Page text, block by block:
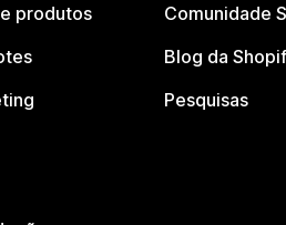
produtos
Comunidade
Blog da
Pesquisas